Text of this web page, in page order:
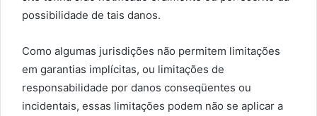
possibilidade de tais danos.
Como algumas jurisdições não permitem limitações
em garantias implícitas, ou limitações de
responsabilidade por danos conseqüentes ou
incidentais, essas limitações podem não se aplicar a